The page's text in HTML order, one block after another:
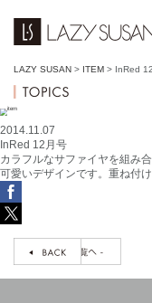
LAZY SUSAN > ITEM > InRed
2014.11.07
InRed 12月号
カラフルなサファイヤを組み
可愛いデザインです。重ね付け